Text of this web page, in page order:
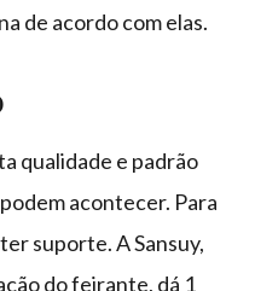
de acordo com elas.
qualidade e padrão
acontecer. Para
suporte. A Sansuy,
do feirante, dá 1